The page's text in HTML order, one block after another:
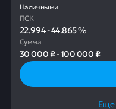
Наличными
ПСК
22.994-44.865%
Сумма
30 000 ₽-100 000 ₽
Еще